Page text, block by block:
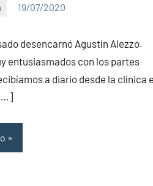
19/07/2020
desencarnó Agustín Alezzo.
entusiasmados con los partes
a diario desde la clínica